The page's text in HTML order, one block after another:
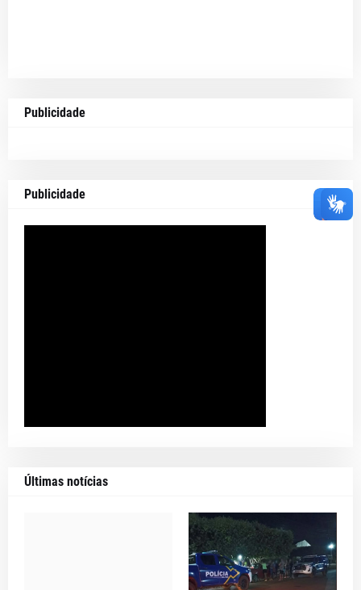
Publicidade
Publicidade
Últimas notícias